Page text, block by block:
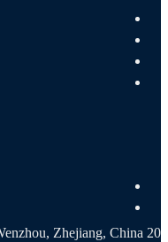
20 Jinsiqiao Road, Wenzhou, Zhejiang, China